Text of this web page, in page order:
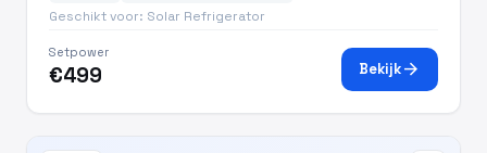
Geschikt voor: Solar Refrigerator
Setpower
€499 Bekijkarrow_forward